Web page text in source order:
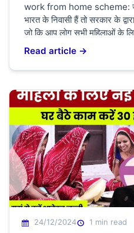
work from home scheme:
भारत के निवासी हैं तो सरकार के
जो कि आप लोग सभी महिलाओं के
बैठकर ही पैसा कमा सकेंगे और वह
सरकार के […]
Read article →
24/12/2024 1 min read